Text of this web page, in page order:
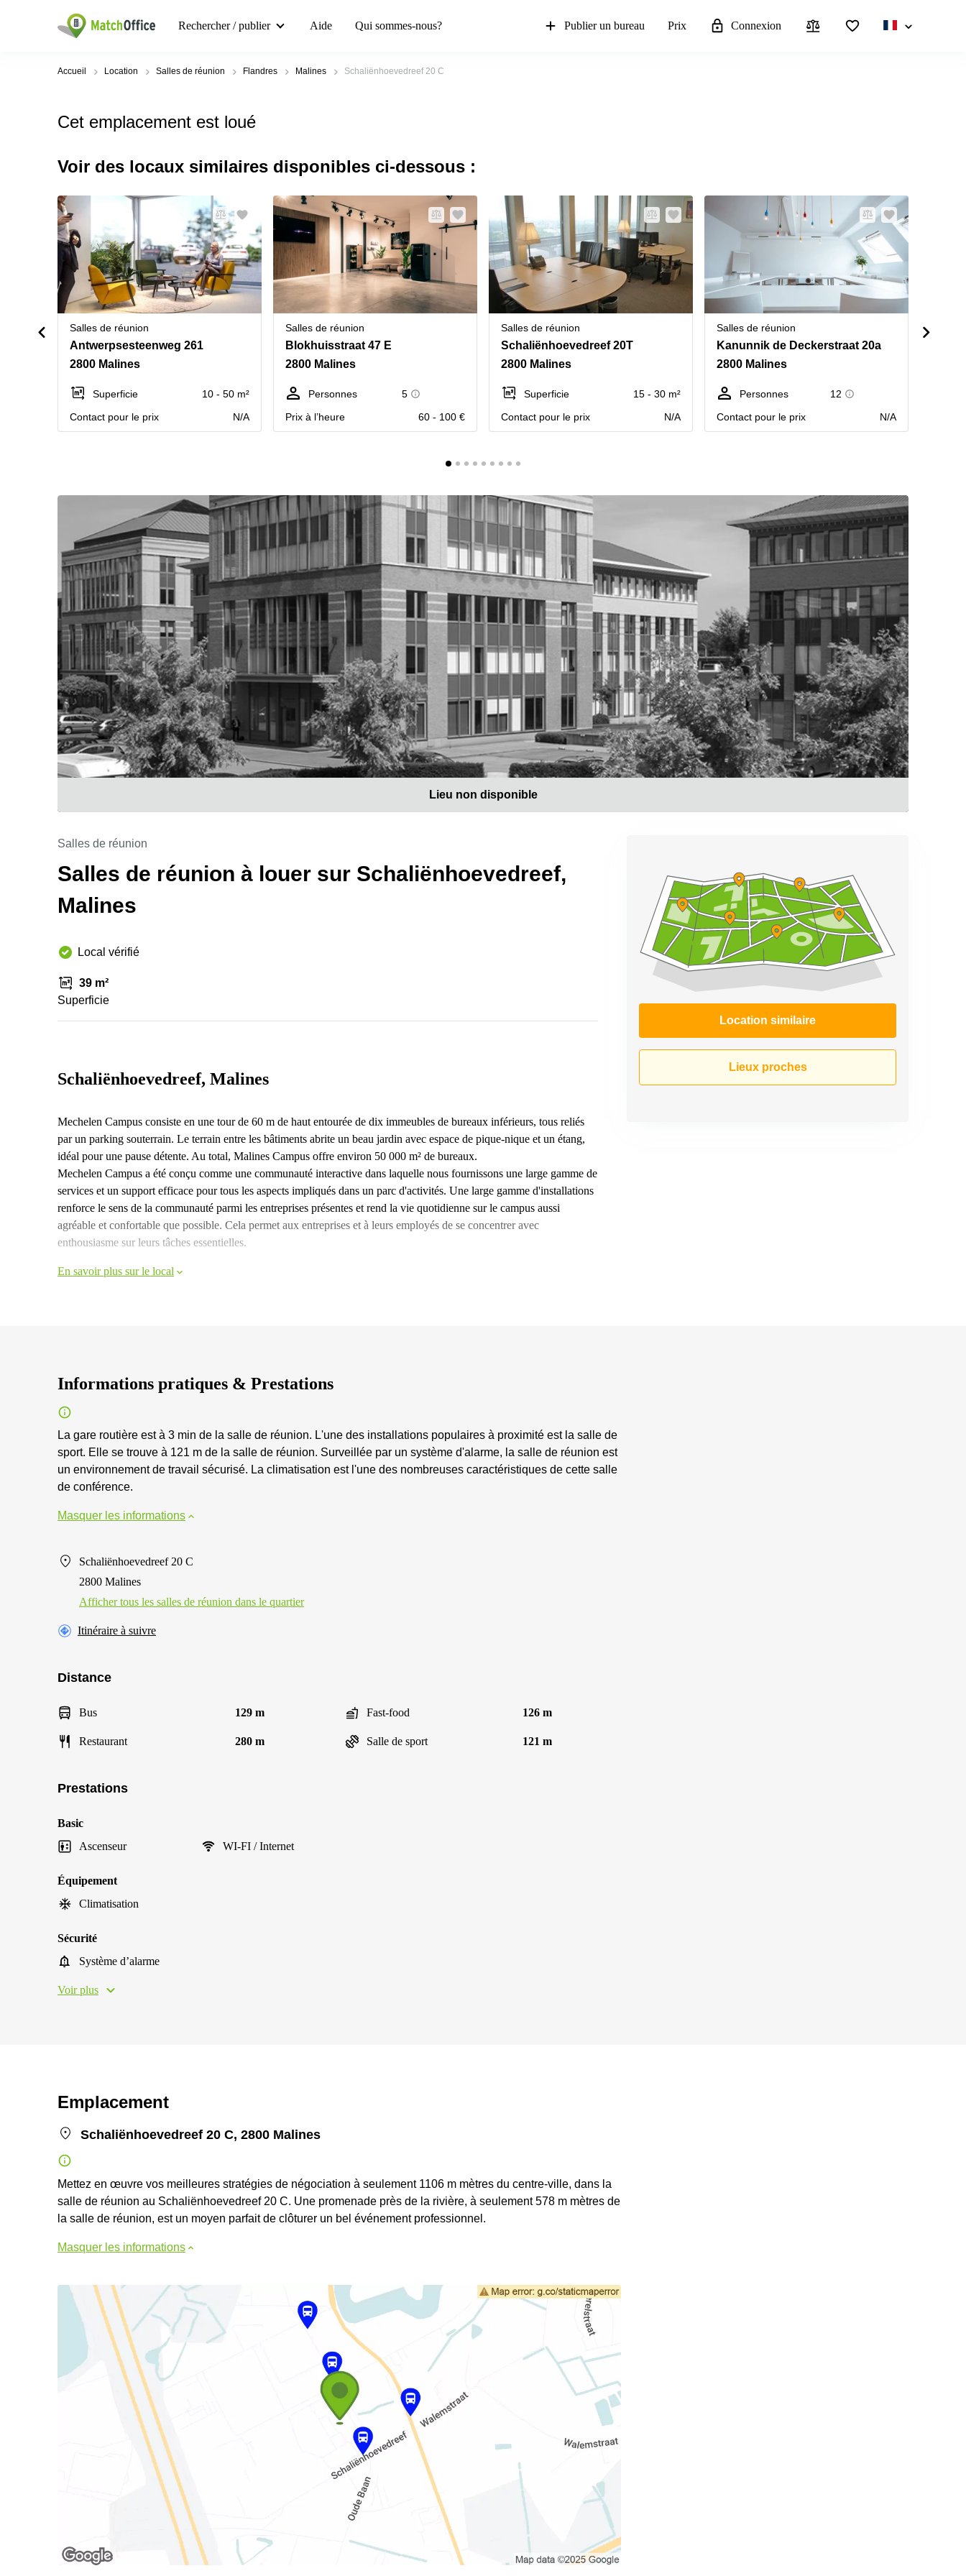
Rechercher / publier Aide Qui sommes-nous? Publier un bureau Prix Connexion
Accueil Location Salles de réunion Flandres Malines Schaliënhoevedreef 20 C
Cet emplacement est loué
Voir des locaux similaires disponibles ci-dessous :
Salles de réunion
Antwerpsesteenweg 261
2800 Malines
Superficie
10 - 50 m²
Contact pour le prix
N/A
Salles de réunion
Blokhuisstraat 47 E
2800 Malines
Personnes
5
Prix à l’heure
60 - 100 €
Salles de réunion
Schaliënhoevedreef 20T
2800 Malines
Superficie
15 - 30 m²
Contact pour le prix
N/A
Salles de réunion
Kanunnik de Deckerstraat 20a
2800 Malines
Personnes
12
Contact pour le prix
N/A
Lieu non disponible
Salles de réunion
Salles de réunion à louer sur Schaliënhoevedreef,
Malines
Local vérifié
39 m²
Superficie
Location similaire
Lieux proches
Schaliënhoevedreef, Malines
Mechelen Campus consiste en une tour de 60 m de haut entourée de dix immeubles de bureaux inférieurs, tous reliés
par un parking souterrain. Le terrain entre les bâtiments abrite un beau jardin avec espace de pique-nique et un étang,
idéal pour une pause détente. Au total, Malines Campus offre environ 50 000 m² de bureaux.
Mechelen Campus a été conçu comme une communauté interactive dans laquelle nous fournissons une large gamme de
services et un support efficace pour tous les aspects impliqués dans un parc d'activités. Une large gamme d'installations
renforce le sens de la communauté parmi les entreprises présentes et rend la vie quotidienne sur le campus aussi
agréable et confortable que possible. Cela permet aux entreprises et à leurs employés de se concentrer avec
enthousiasme sur leurs tâches essentielles.
En savoir plus sur le local
Informations pratiques & Prestations
La gare routière est à 3 min de la salle de réunion. L'une des installations populaires à proximité est la salle de
sport. Elle se trouve à 121 m de la salle de réunion. Surveillée par un système d'alarme, la salle de réunion est
un environnement de travail sécurisé. La climatisation est l'une des nombreuses caractéristiques de cette salle
de conférence.
Masquer les informations
Schaliënhoevedreef 20 C
2800 Malines
Afficher tous les salles de réunion dans le quartier
Itinéraire à suivre
Distance
Bus 129 m Fast-food 126 m
Restaurant 280 m Salle de sport 121 m
Prestations
Basic
Ascenseur
WI-FI / Internet
Équipement
Climatisation
Sécurité
Système d’alarme
Voir plus
Emplacement
Schaliënhoevedreef 20 C, 2800 Malines
Mettez en œuvre vos meilleures stratégies de négociation à seulement 1106 m mètres du centre-ville, dans la
salle de réunion au Schaliënhoevedreef 20 C. Une promenade près de la rivière, à seulement 578 m mètres de
la salle de réunion, est un moyen parfait de clôturer un bel événement professionnel.
Masquer les informations